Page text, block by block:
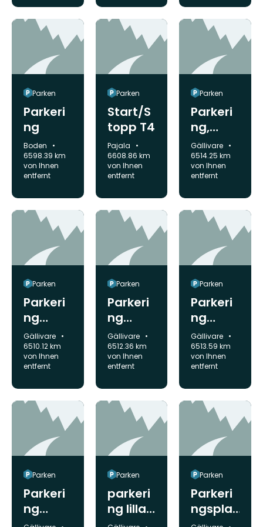
Armast
ärvi
leder
Parken
Parkeri
ng
Gemeinde:
Boden
6598.39 km
von Ihnen
entfernt
Parken
Start/S
topp T4
Gemeinde:
Pajala
6608.86 km
von Ihnen
entfernt
Parken
Parkeri
ng,
Abborrt
järn
Gemeinde:
Gällivare
6514.25 km
von Ihnen
entfernt
Parken
Parkeri
ng
Dalstug
an
Gemeinde:
Gällivare
6510.12 km
von Ihnen
entfernt
Parken
Parkeri
ng
Toppst
ugan
Gemeinde:
Gällivare
6512.36 km
von Ihnen
entfernt
Parken
Parkeri
ng
Dundre
t
Gemeinde:
Gällivare
6513.59 km
von Ihnen
entfernt
Parken
Parkeri
ng
Parken
parkeri
ng lilla
Parken
Parkeri
ngsplat